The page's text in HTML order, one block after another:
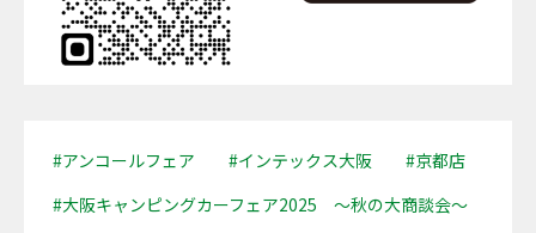
#アンコールフェア #インテックス大阪
#京都店
#大阪キャンピングカーフェア2025 ～秋の大商談会～